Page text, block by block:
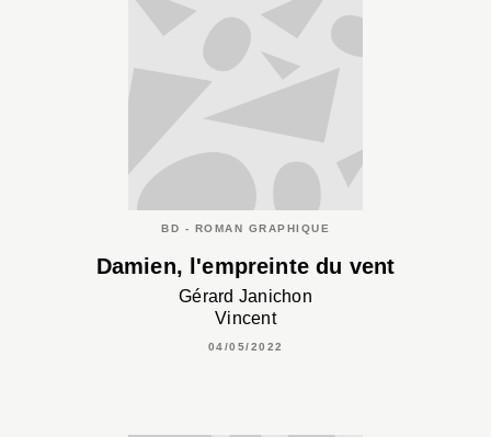
BD - ROMAN GRAPHIQUE
Damien, l'empreinte du vent
Gérard Janichon
Vincent
04/05/2022